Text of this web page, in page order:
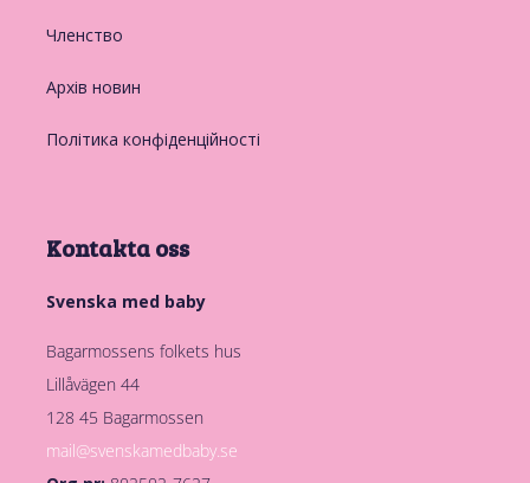
Членство
Архів новин
Політика конфіденційності
Kontakta oss
Svenska med baby
Bagarmossens folkets hus
Lillåvägen 44
128 45 Bagarmossen
mail@svenskamedbaby.se